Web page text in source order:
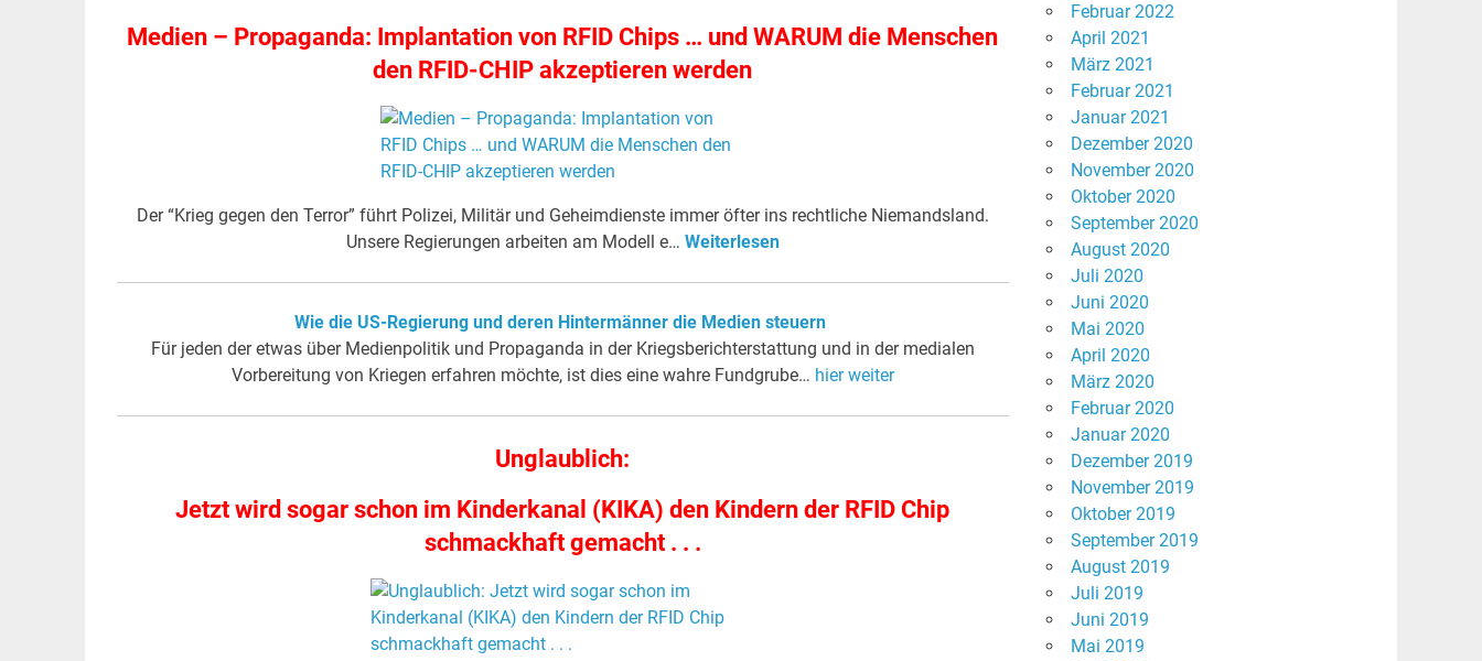
Medien – Propaganda: Implantation von RFID Chips … und WARUM die Menschen
den RFID-CHIP akzeptieren werden
Der “Krieg gegen den Terror” führt Polizei, Militär und Geheimdienste immer öfter ins rechtliche Niemandsland.
Unsere Regierungen arbeiten am Modell e… Weiterlesen
Wie die US-Regierung und deren Hintermänner die Medien steuern
Für jeden der etwas über Medienpolitik und Propaganda in der Kriegsberichterstattung und in der medialen
Vorbereitung von Kriegen erfahren möchte, ist dies eine wahre Fundgrube… hier weiter
Unglaublich:
Jetzt wird sogar schon im Kinderkanal (KIKA) den Kindern der RFID Chip
schmackhaft gemacht . . .
Februar 2022
April 2021
März 2021
Februar 2021
Januar 2021
Dezember 2020
November 2020
Oktober 2020
September 2020
August 2020
Juli 2020
Juni 2020
Mai 2020
April 2020
März 2020
Februar 2020
Januar 2020
Dezember 2019
November 2019
Oktober 2019
September 2019
August 2019
Juli 2019
Juni 2019
Mai 2019